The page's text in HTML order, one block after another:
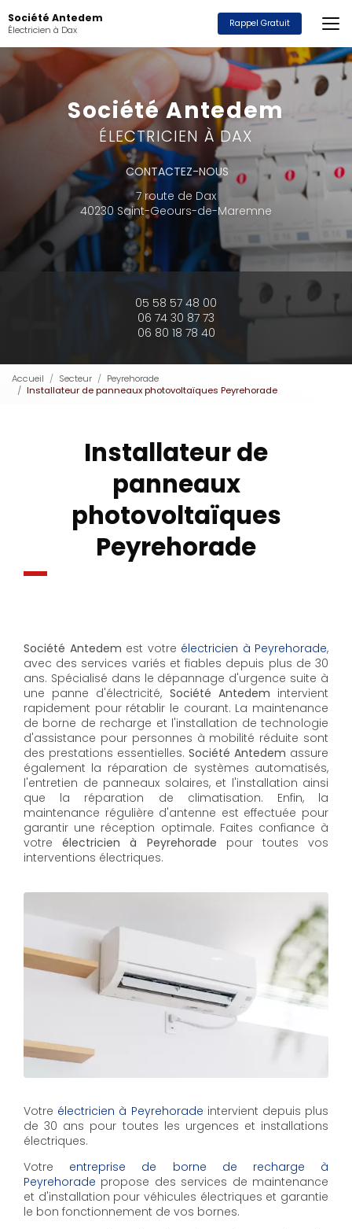
au
contenu
principal
Société Antedem
Électricien à Dax Rappel Gratuit
Société Antedem
ÉLECTRICIEN À DAX
CONTACTEZ-NOUS
7 route de Dax
40230 Saint-Geours-de-Maremne
05 58 57 48 00
06 74 30 87 73
06 80 18 78 40
Accueil Secteur
Peyrehorade
Installateur de panneaux photovoltaïques Peyrehorade
Installateur de
panneaux
photovoltaïques
Peyrehorade
Société Antedem est votre électricien à Peyrehorade,
avec des services variés et fiables depuis plus de 30
ans. Spécialisé dans le dépannage d'urgence suite à
une panne d'électricité, Société Antedem intervient
rapidement pour rétablir le courant. La maintenance
de borne de recharge et l'installation de technologie
d'assistance pour personnes à mobilité réduite sont
des prestations essentielles. Société Antedem assure
également la réparation de systèmes automatisés,
l'entretien de panneaux solaires, et l'installation ainsi
que la réparation de climatisation. Enfin, la
maintenance régulière d'antenne est effectuée pour
garantir une réception optimale. Faites confiance à
votreélectricien à Peyrehorade pour toutes vos
interventions électriques.
Votre électricien à Peyrehorade intervient depuis plus
de 30 ans pour toutes les urgences et installations
électriques.
Votre entreprise de borne de recharge à
Peyrehorade propose des services de maintenance
et d'installation pour véhicules électriques et garantie
le bon fonctionnement de vos bornes.